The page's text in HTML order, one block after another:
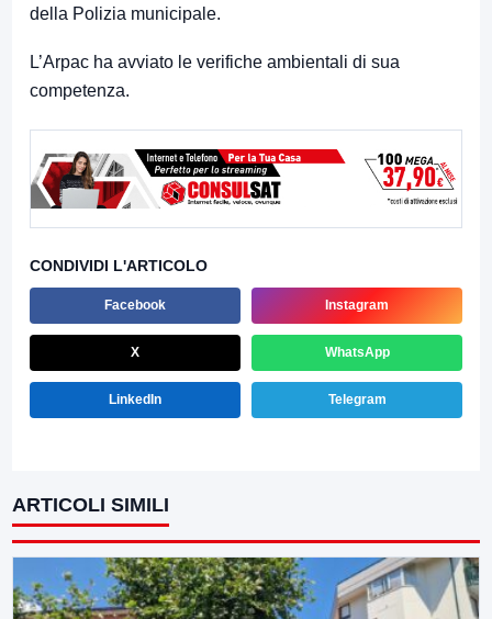
della Polizia municipale.
L’Arpac ha avviato le verifiche ambientali di sua
competenza.
CONDIVIDI L'ARTICOLO
Facebook Instagram
X WhatsApp
LinkedIn Telegram
ARTICOLI SIMILI